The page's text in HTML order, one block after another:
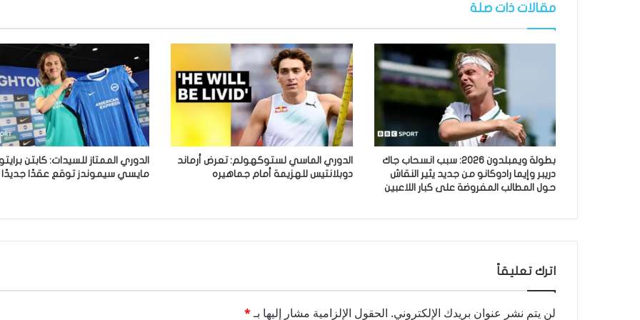
مقالات ذات صلة
بطولة ويمبلدون 2026: سبب انسحاب جاك
دريبر وإيما رادوكانو من جديد يثير النقاش
حول المطالب المفروضة على كبار اللاعبين
الدوري الماسي لستوكهولم: تعرض أرماند
دوبلانتيس للهزيمة أمام جماهيره
الدوري الممتاز للسيدات: كابتن
مايسي سيموندز توقع عقدًا جديدًا
اترك تعليقاً
لن يتم نشر عنوان بريدك الإلكتروني. الحقول الإلزامية مشار إليها بـ*